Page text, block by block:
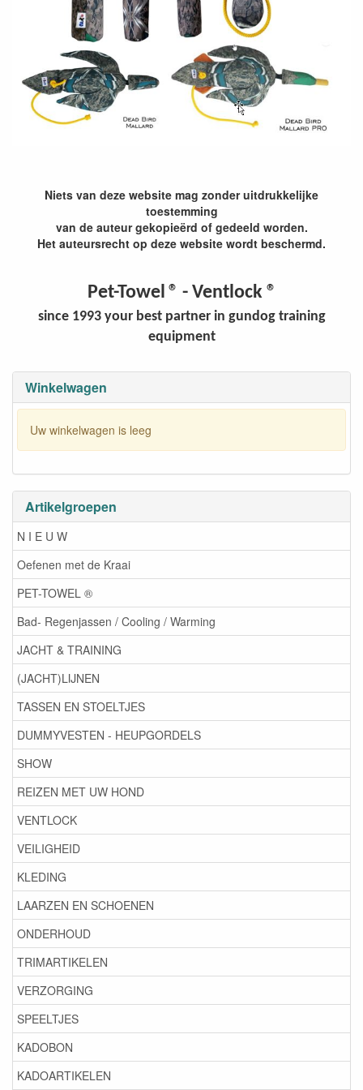
Winkelwagen
Uw winkelwagen is leeg
Artikelgroepen
Bad- Regenjassen / Cooling / Warming
JACHT & TRAINING
(JACHT)LIJNEN
TASSEN EN STOELTJES
DUMMYVESTEN - HEUPGORDELS
SHOW
REIZEN MET UW HOND
VENTLOCK
VEILIGHEID
KLEDING
LAARZEN EN SCHOENEN
ONDERHOUD
TRIMARTIKELEN
VERZORGING
SPEELTJES
KADOBON
KADOARTIKELEN
SNACKS
ENERGIE / VOEDINGSSUPPLEMENT
HUBERTUS GOLD VOEDING
Niets van deze website mag zonder uitdrukkelijke
toestemming
van de auteur gekopieërd of gedeeld worden.
Pet-Towel® - Ventlock ®
since 1993 your best partner in gundog training
equipment